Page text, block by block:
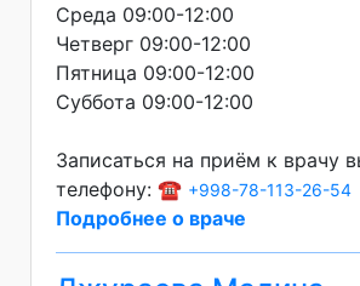
Среда 09:00-12:00
Четверг 09:00-12:00
Пятница 09:00-12:00
Суббота 09:00-12:00
Записаться на приём к врачу
телефону: ☎️ +998-78-113-26-54
Подробнее о враче